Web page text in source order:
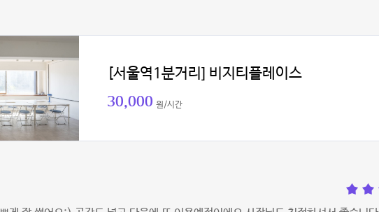
[서울역1분거리] 비지티플레이스
30,000 원/시간